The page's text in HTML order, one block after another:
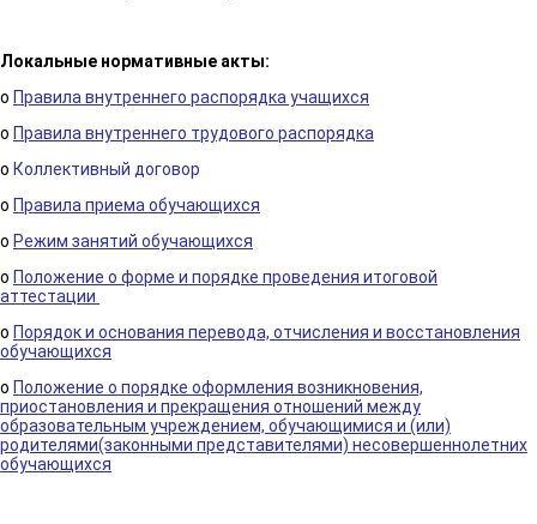
Локальные нормативные акты:
o Правила внутреннего распорядка учащихся
o Правила внутреннего трудового распорядка
o Коллективный договор
o Правила приема обучающихся
o Режим занятий обучающихся
o Положение о форме и порядке проведения итоговой
аттестации
o Порядок и основания перевода, отчисления и восстановления
обучающихся
o Положение о порядке оформления возникновения,
приостановления и прекращения отношений между
образовательным учреждением, обучающимися и (или)
родителями(законными представителями) несовершеннолетних
обучающихся